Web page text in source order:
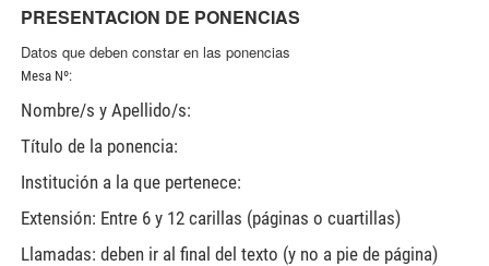
PRESENTACION DE PONENCIAS
Datos que deben constar en las ponencias
Mesa Nº:
Nombre/s y Apellido/s:
Título de la ponencia:
Institución a la que pertenece:
Extensión: Entre 6 y 12 carillas (páginas o cuartillas)
Llamadas: deben ir al final del texto (y no a pie de página)